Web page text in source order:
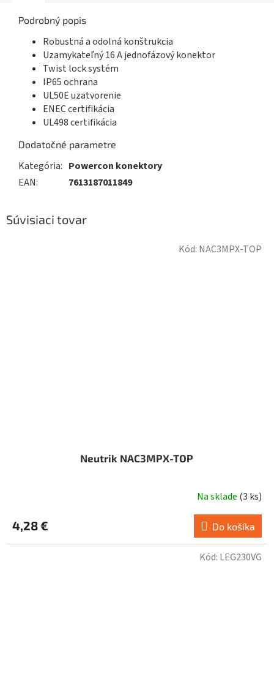
Podrobný popis
Robustná a odolná konštrukcia
Uzamykateľný 16 A jednofázový konektor
Twist lock systém
IP65 ochrana
UL50E uzatvorenie
ENEC certifikácia
UL498 certifikácia
Dodatočné parametre
Kategória: Powercon konektory
EAN: 7613187011849
Súvisiaci tovar
Neutrik NAC3MPX-TOP
Na sklade (3 ks)
4,28 € Do košíka
Kód: NAC3MPX-TOP
Kód: LEG230VG